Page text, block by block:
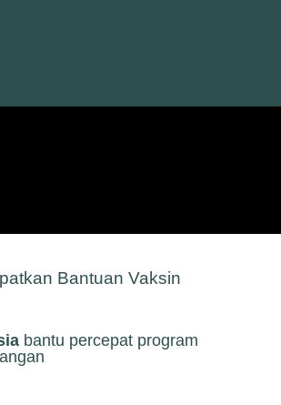
Bantuan Vaksin
bantu percepat program